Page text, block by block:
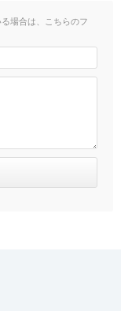
場合は、こちらのフ